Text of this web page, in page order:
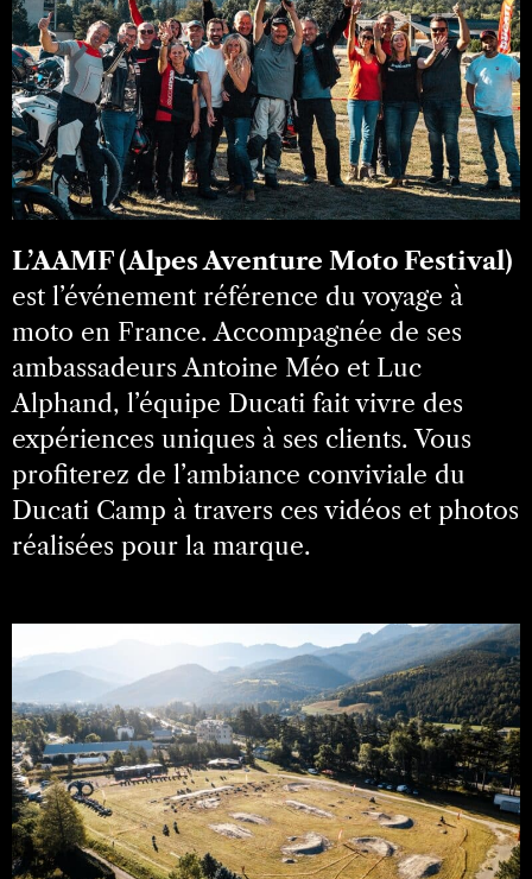
L’AAMF (Alpes Aventure Moto Festival)
est l’événement référence du voyage à
moto en France. Accompagnée de ses
ambassadeurs Antoine Méo et Luc
Alphand, l’équipe Ducati fait vivre des
expériences uniques à ses clients. Vous
profiterez de l’ambiance conviviale du
Ducati Camp à travers ces vidéos et photos
réalisées pour la marque.